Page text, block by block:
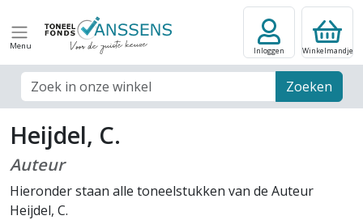
Menu
Zoek veld Zoeken
Inloggen Winkelmandje
Heijdel, C.
Auteur
Hieronder staan alle toneelstukken van de Auteur
Heijdel, C.